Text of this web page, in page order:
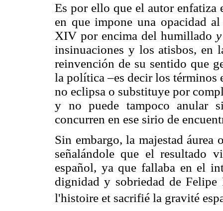
Es por ello que el autor
en que impone una opacidad
XIV por encima del humillado
insinuaciones y los atisbos, en
reinvención de su sentido que
la política –es decir los términos
no eclipsa o substituye por
y no puede tampoco anular
concurren en ese sirio de
Sin embargo, la majestad áurea
señalándole que el resultado
español, ya que fallaba en el
dignidad y sobriedad de
l'histoire et sacrifié la gravité